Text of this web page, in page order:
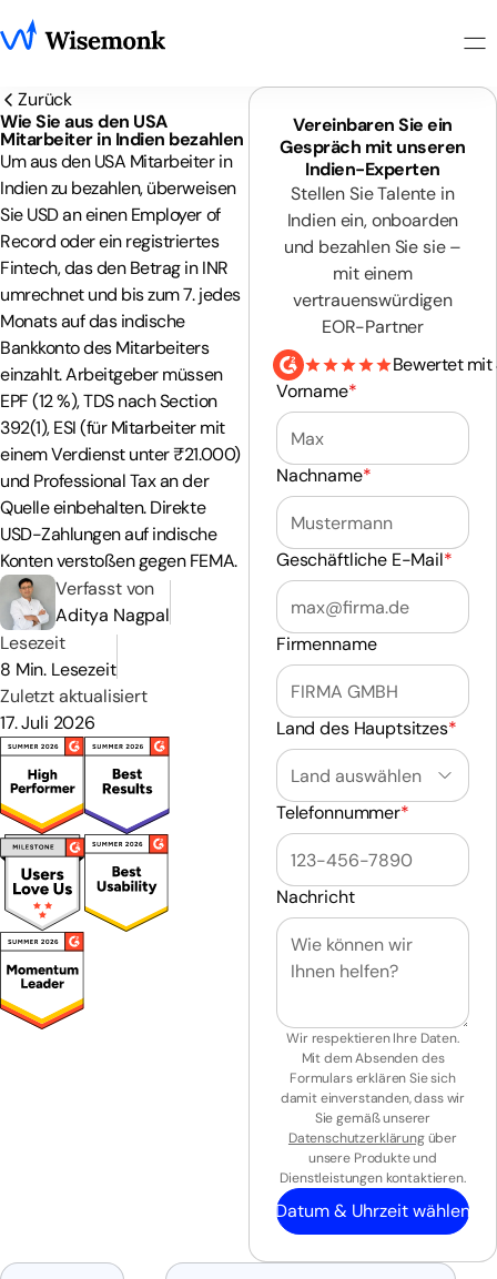
Zurück
Wie Sie aus den USA
Mitarbeiter in Indien bezahlen
Um aus den USA Mitarbeiter in
Indien zu bezahlen, überweisen
Sie USD an einen Employer of
Record oder ein registriertes
Fintech, das den Betrag in INR
umrechnet und bis zum 7. jedes
Monats auf das indische
Bankkonto des Mitarbeiters
einzahlt. Arbeitgeber müssen
EPF (12 %), TDS nach Section
392(1), ESI (für Mitarbeiter mit
einem Verdienst unter ₹21.000)
und Professional Tax an der
Quelle einbehalten. Direkte
USD-Zahlungen auf indische
Konten verstoßen gegen FEMA.
Verfasst von
Aditya Nagpal
Lesezeit
8 Min. Lesezeit
Zuletzt aktualisiert
17. Juli 2026
Vereinbaren Sie ein
Gespräch mit unseren
Indien-Experten
Stellen Sie Talente in
Indien ein, onboarden
und bezahlen Sie sie –
mit einem
vertrauenswürdigen
EOR-Partner
Bewertet mit
Vorname*
Nachname*
Geschäftliche E-Mail*
Firmenname
Land des Hauptsitzes*
Telefonnummer*
Nachricht
Wir respektieren Ihre Daten.
Mit dem Absenden des
Formulars erklären Sie sich
damit einverstanden, dass wir
Sie gemäß unserer
Datenschutzerklärungüber
unsere Produkte und
Dienstleistungen kontaktieren.
Datum & Uhrzeit wählen